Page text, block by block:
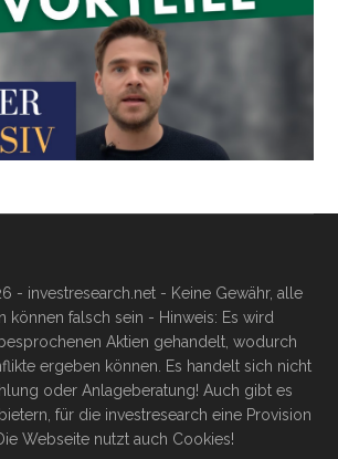
- investresearch.net - Keine Gewähr, alle
können falsch sein - Hinweis: Es wird
Aktien gehandelt, wodurch
ergeben können. Es handelt sich nicht
oder Anlageberatung! Auch gibt es
für die investresearch eine Provision
Webseite nutzt auch Cookies!